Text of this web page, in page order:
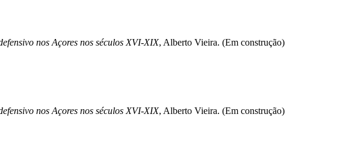
nos Açores nos séculos XVI-XIX, Alberto Vieira. (Em construção)
nos Açores nos séculos XVI-XIX, Alberto Vieira. (Em construção)